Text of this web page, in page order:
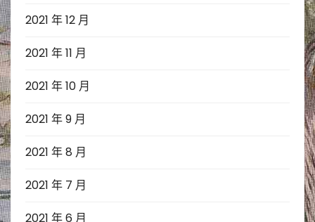
2021 年 12 月
2021 年 11 月
2021 年 10 月
2021 年 9 月
2021 年 8 月
2021 年 7 月
2021 年 6 月